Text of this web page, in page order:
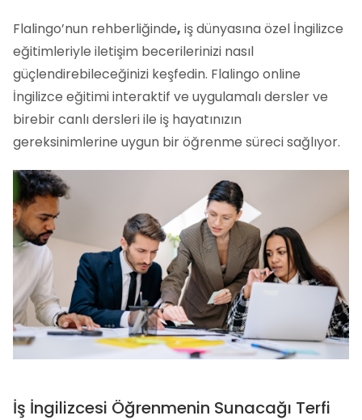
Flalingo’nun rehberliğinde, iş dünyasına özel İngilizce
eğitimleriyle iletişim becerilerinizi nasıl
güçlendirebileceğinizi keşfedin. Flalingo online
İngilizce eğitimi interaktif ve uygulamalı dersler ve
birebir canlı dersleri ile iş hayatınızın
gereksinimlerine uygun bir öğrenme süreci sağlıyor.
İş İngilizcesi Öğrenmenin Sunacağı Terfi